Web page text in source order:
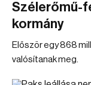
Szélerőmű-
kormány
Először egy 868
valósítanak meg.